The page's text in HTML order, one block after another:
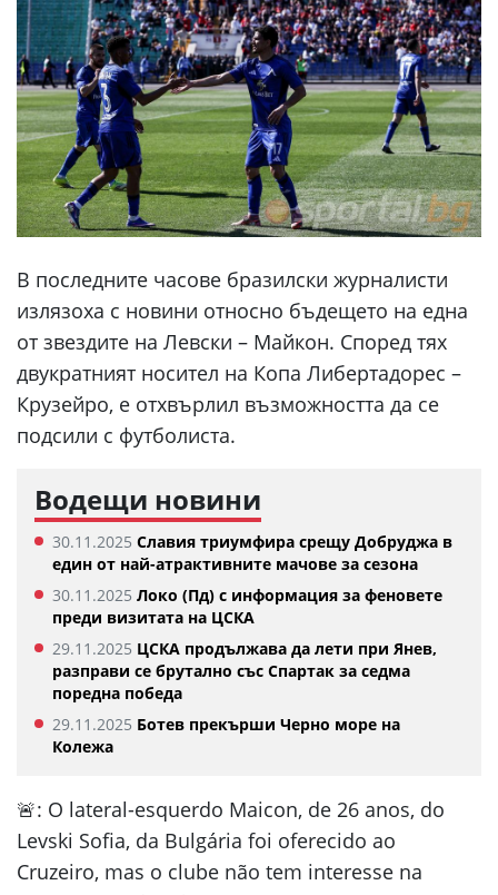
В последните часове бразилски журналисти
излязоха с новини относно бъдещето на една
от звездите на Левски – Майкон. Според тях
двукратният носител на Копа Либертадорес –
Крузейро, е отхвърлил възможността да се
подсили с футболиста.
Водещи новини
30.11.2025 Славия триумфира срещу Добруджа в
един от най-атрактивните мачове за сезона
30.11.2025 Локо (Пд) с информация за феновете
преди визитата на ЦСКА
29.11.2025 ЦСКА продължава да лети при Янев,
разправи се брутално със Спартак за седма
поредна победа
29.11.2025 Ботев прекърши Черно море на
Колежа
🚨: O lateral-esquerdo Maicon, de 26 anos, do
Levski Sofia, da Bulgária foi oferecido ao
Cruzeiro, mas o clube não tem interesse na